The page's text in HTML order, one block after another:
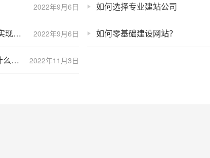
2022年9月6日 如何选择专业建站公司
2022年9月6日
房地产网站应该如何制作 才能实现好的效果 如何零基础建设网站？
2022年11月3日
企业网站制作前需要提前做好什么准备